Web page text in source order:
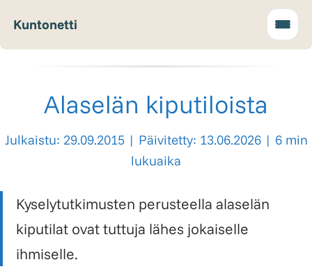
Kuntonetti
Alaselän kiputiloista
Julkaistu: 29.09.2015| Päivitetty: 13.06.2026| 6 min
lukuaika
Kyselytutkimusten perusteella alaselän
kiputilat ovat tuttuja lähes jokaiselle
ihmiselle.